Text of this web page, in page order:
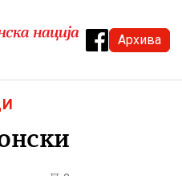
Архива